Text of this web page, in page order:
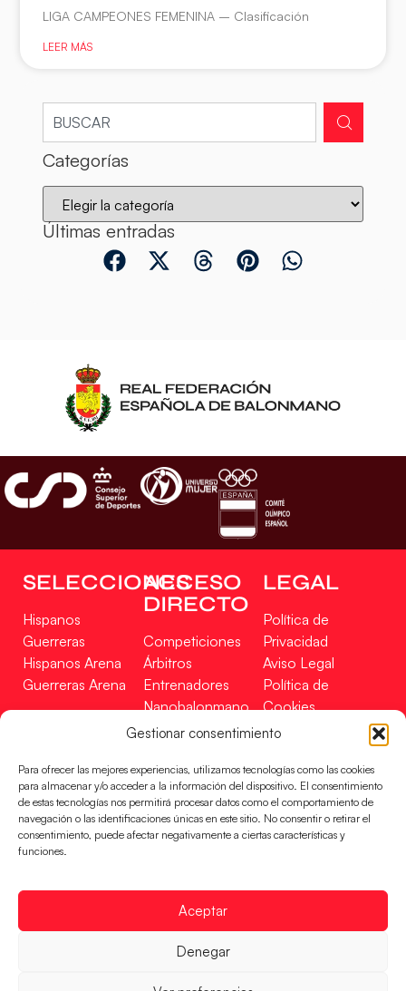
Gestionar consentimiento
Para ofrecer las mejores experiencias, utilizamos tecnologías como las cookies
para almacenar y/o acceder a la información del dispositivo. El consentimiento
de estas tecnologías nos permitirá procesar datos como el comportamiento de
navegación o las identificaciones únicas en este sitio. No consentir o retirar el
consentimiento, puede afectar negativamente a ciertas características y
funciones.
Aceptar
Denegar
LIGA CAMPEONES FEMENINA – Clasificación
LEER MÁS
Categorías
Últimas entradas
SELECCIONES
Hispanos
Guerreras
Hispanos Arena
Guerreras Arena
ACCESO
DIRECTO
Competiciones
Árbitros
Entrenadores
Nanobalonmano
Tienda
LEGAL
Política de
Privacidad
Aviso Legal
Política de
Cookies
Mapa Web
Incidencias
CONTACTO
EN
FINANCIADO
RFEBM © 2024. Todos los derechos reservados –